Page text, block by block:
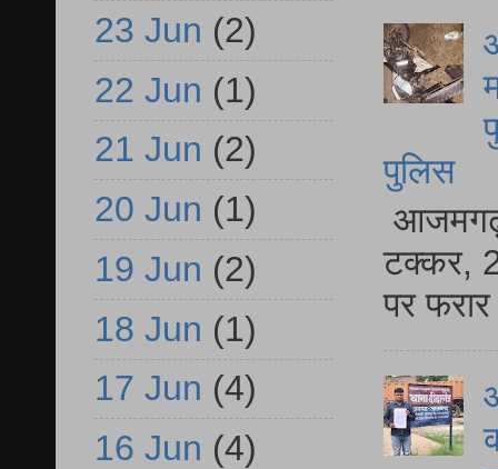
पुलिस
आजमगढ़
टक्कर,
पर
23 Jun (2)
22 Jun (1)
21 Jun (2)
20 Jun (1)
19 Jun (2)
18 Jun (1)
17 Jun (4)
16 Jun (4)